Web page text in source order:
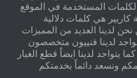
المستخدمة في الموقع
هي كلمات دلالية
لدينا العديد من المميزات
لدينا فنييون متخصصون
يتواجد لدينا ايضاً قطع الغيار
ونسعد دائماً بخدمتكم